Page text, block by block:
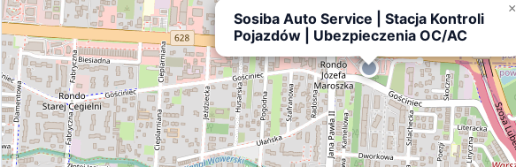
Sosiba Auto Service | Stacja Kontroli
Pojazdów | Ubezpieczenia OC/AC
×